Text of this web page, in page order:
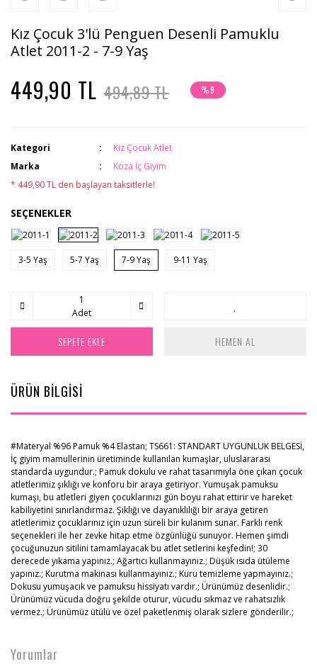
Kız Çocuk 3'lü Penguen Desenli Pamuklu
Atlet 2011-2 - 7-9 Yaş
449,90 TL 494,89 TL %9
Kategori
Kız Çocuk Atlet
Marka
Koza İç Giyim
* 449,90 TL den başlayan taksitlerle!
SEÇENEKLER
3-5 Yaş 5-7 Yaş 7-9 Yaş 9-11 Yaş
Adet
SEPETE EKLE HEMEN AL
ÜRÜN BİLGİSİ
#Materyal %96 Pamuk %4 Elastan; TS661: STANDART UYGUNLUK BELGESİ,
İç giyim mamullerinin üretiminde kullanılan kumaşIar, uluslararası
standarda uygundur.; Pamuk dokulu ve rahat tasarımıyla öne çıkan çocuk
atletlerimiz şıklığı ve konforu bir araya getiriyor. Yumuşak pamuksu
kumaşı, bu atletleri giyen çocuklarınızı gün boyu rahat ettirir ve hareket
kabiliyetini sınırlandırmaz. Şıklığı ve dayanıklılığı bir araya getiren
atletlerimiz çocuklarınız için uzun süreli bir kulanım sunar. Farklı renk
seçenekleri ile her zevke hitap etme özgünlüğü sunuyor. Hemen şimdi
çocuğunuzun sitilini tamamlayacak bu atlet setlerini keşfedin!; 30
derecede yıkama yapınız.; Ağartıcı kullanmayınız.; Düşük ısıda ütüleme
yapınız.; Kurutma makinası kullanmayınız.; Kuru temizleme yapmayınız.;
Dokusu yumuşacık ve pamuksu hissiyatı vardır.; Ürünümüz desenlidir.;
Ürünümüz vücuda doğru şekilde oturur, vücudu sıkmaz ve rahatsızlık
vermez.; Ürünümüz ütülü ve özel paketlenmiş olarak sizlere gönderilir.;
Yorumlar